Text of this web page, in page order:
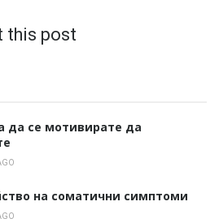
this post
да се мотивирате да
на соматични симптоми